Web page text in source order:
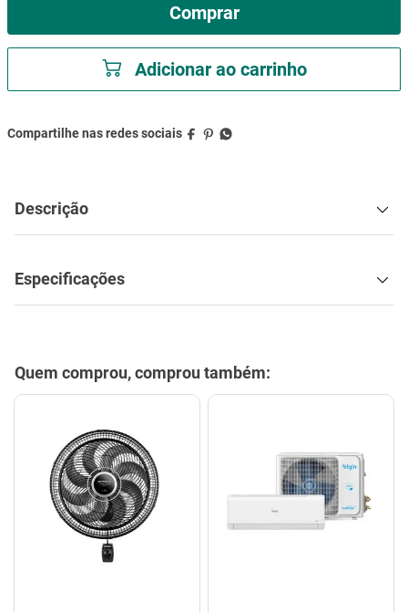
Comprar
Adicionar ao carrinho
Descrição
Especificações
Quem comprou, comprou também: